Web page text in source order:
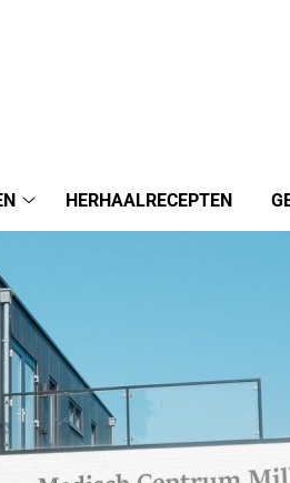
HERHAALRECEPTEN